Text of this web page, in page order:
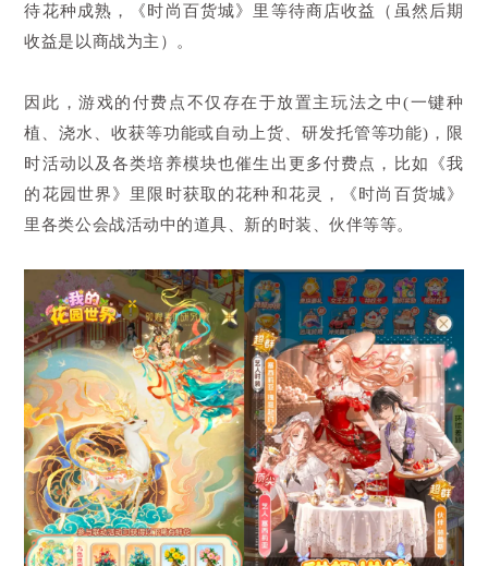
待花种成熟，《时尚百货城》里等待商店收益（虽然后期
收益是以商战为主）。
因此，游戏的付费点不仅存在于放置主玩法之中(一键种
植、浇水、收获等功能或自动上货、研发托管等功能)，限
时活动以及各类培养模块也催生出更多付费点，比如《我
的花园世界》里限时获取的花种和花灵，《时尚百货城》
里各类公会战活动中的道具、新的时装、伙伴等等。